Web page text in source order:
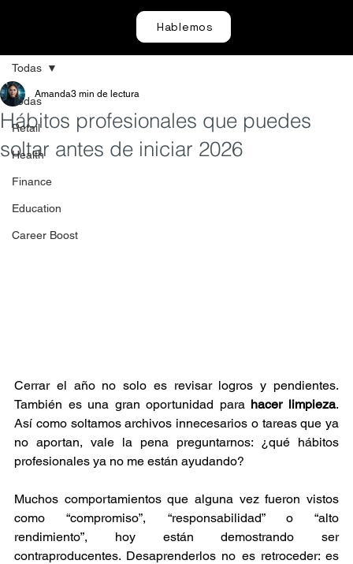
Hablemos
Todas
Retail
Health
Finance
Education
Career Boost
Todas
Hábitos profesionales que puedes
soltar antes de iniciar 2026
Amanda3 min de lectura
Cerrar el año no solo es revisar logros y pendientes.
También es una gran oportunidad para hacer limpieza.
Así como soltamos archivos innecesarios o tareas que ya
no aportan, vale la pena preguntarnos: ¿qué hábitos
profesionales ya no me están ayudando?
Muchos comportamientos que alguna vez fueron vistos
como “compromiso”, “responsabilidad” o “alto
rendimiento”, hoy están demostrando ser